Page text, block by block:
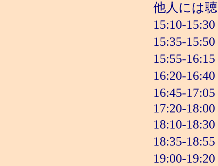
他人には
15:10-
15:35-
15:55-
16:20-
16:45-
17:20-
18:10-
18:35-
19:00-